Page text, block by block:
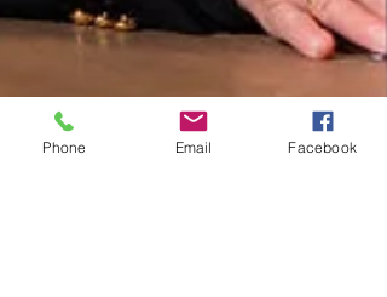
Phone Email Facebook